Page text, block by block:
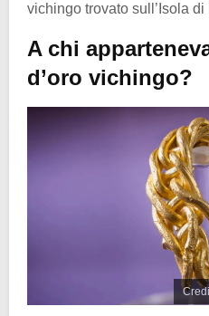
vichingo trovato sull’Isola di
A chi
d’oro vichingo?